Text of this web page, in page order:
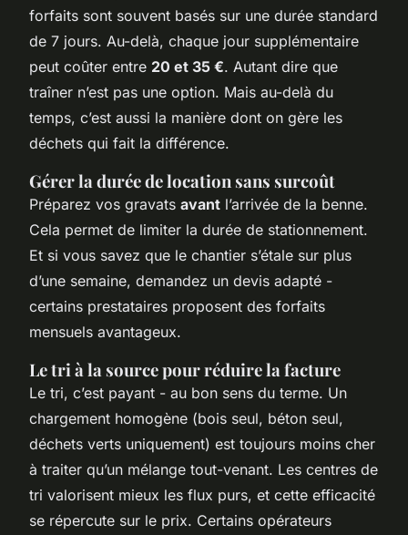
forfaits sont souvent basés sur une durée standard
de 7 jours. Au-delà, chaque jour supplémentaire
peut coûter entre 20 et 35 €. Autant dire que
traîner n’est pas une option. Mais au-delà du
temps, c’est aussi la manière dont on gère les
déchets qui fait la différence.
Gérer la durée de location sans surcoût
Préparez vos gravats avant l’arrivée de la benne.
Cela permet de limiter la durée de stationnement.
Et si vous savez que le chantier s’étale sur plus
d’une semaine, demandez un devis adapté -
certains prestataires proposent des forfaits
mensuels avantageux.
Le tri à la source pour réduire la facture
Le tri, c’est payant - au bon sens du terme. Un
chargement homogène (bois seul, béton seul,
déchets verts uniquement) est toujours moins cher
à traiter qu’un mélange tout-venant. Les centres de
tri valorisent mieux les flux purs, et cette efficacité
se répercute sur le prix. Certains opérateurs